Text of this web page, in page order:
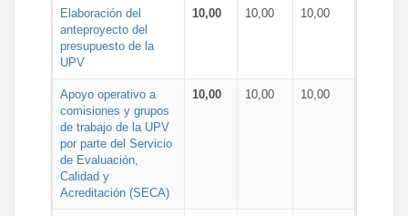
Elaboración del
anteproyecto del
presupuesto de la
UPV
10,00 10,00 10,00
Apoyo operativo a
comisiones y grupos
de trabajo de la UPV
por parte del Servicio
de Evaluación,
Calidad y
Acreditación (SECA)
10,00 10,00 10,00